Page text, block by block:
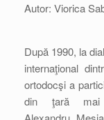
Autor: Viorica
După 1990, la
internaţional
ortodocşi a
din ţară